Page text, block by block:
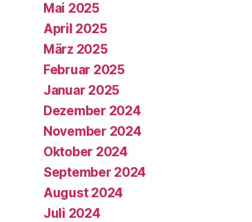
Mai 2025
April 2025
März 2025
Februar 2025
Januar 2025
Dezember 2024
November 2024
Oktober 2024
September 2024
August 2024
Juli 2024